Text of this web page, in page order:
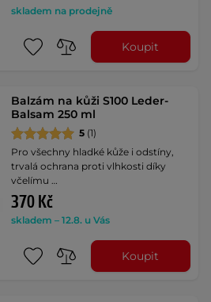
skladem na prodejně
Koupit
Balzám na kůži S100 Leder-
Balsam 250 ml
5 (1)
Pro všechny hladké kůže i odstíny,
trvalá ochrana proti vlhkosti díky
včelímu …
370 Kč
skladem – 12.8. u Vás
Koupit